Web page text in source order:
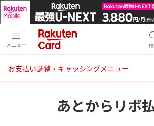
メニュー
お支払い調整・キャッシングメニュー
あとからリボ